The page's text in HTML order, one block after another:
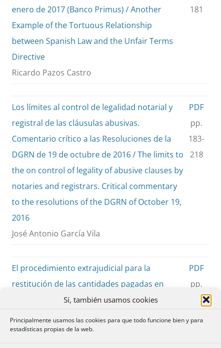
Sí, también usamos cookies
Principalmente usamos las cookies para que todo funcione bien y para
estadísticas propias de la web.
enero de 2017 (Banco Primus) / Another
Example of the Tortuous Relationship
between Spanish Law and the Unfair Terms
Directive
Ricardo Pazos Castro
181
Los límites al control de legalidad notarial y
registral de las cláusulas abusivas.
Comentario crítico a las Resoluciones de la
DGRN de 19 de octubre de 2016 / The limits to
the on control of legality of abusive clauses by
notaries and registrars. Critical commentary
to the resolutions of the DGRN of October 19,
2016
José Antonio García Vila
PDF
pp.
183-
218
El procedimiento extrajudicial para la
restitución de las cantidades pagadas en
aplicación de las cláusulas suelo / The
extrajudicial procedure to claim amounts
unduly paid in application of the ground
PDF
pp.
219-